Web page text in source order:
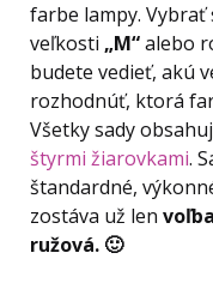
farbe lampy. Vybrať
veľkosti „M“alebo
budete vedieť, akú
rozhodnúť, ktorá
Všetky sady
štyrmi žiarovkami.
štandardné,
zostáva už len
ružová. 🙂